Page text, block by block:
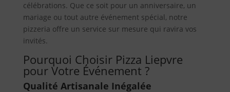
célébrations. Que ce soit pour un anniversaire, un
mariage ou tout autre événement spécial, notre
pizzeria offre un service sur mesure qui ravira vos
invités.
Pourquoi Choisir Pizza Liepvre
pour Votre Événement ?
Qualité Artisanale Inégalée